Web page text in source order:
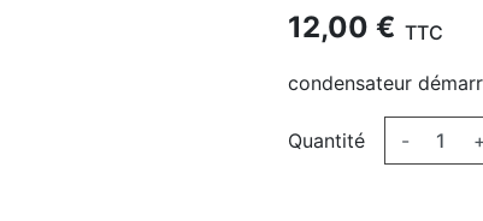
12,00 € TTC
condensateur
Quantité - +